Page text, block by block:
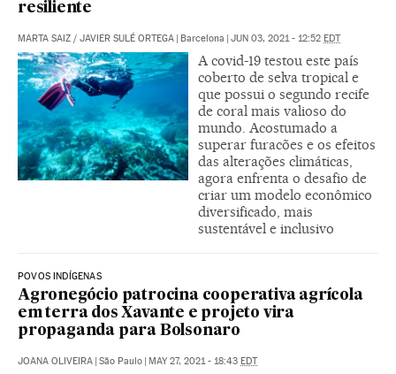
resiliente
MARTA SAIZ / JAVIER SULÉ ORTEGA Barcelona JUN 03, 2021 - 12:52 EDT
A covid-19 testou este país
coberto de selva tropical e
que possui o segundo recife
de coral mais valioso do
mundo. Acostumado a
superar furacões e os efeitos
das alterações climáticas,
agora enfrenta o desafio de
criar um modelo econômico
diversificado, mais
sustentável e inclusivo
POVOS INDÍGENAS
Agronegócio patrocina cooperativa agrícola
em terra dos Xavante e projeto vira
propaganda para Bolsonaro
JOANA OLIVEIRA São Paulo MAY 27, 2021 - 18:43 EDT